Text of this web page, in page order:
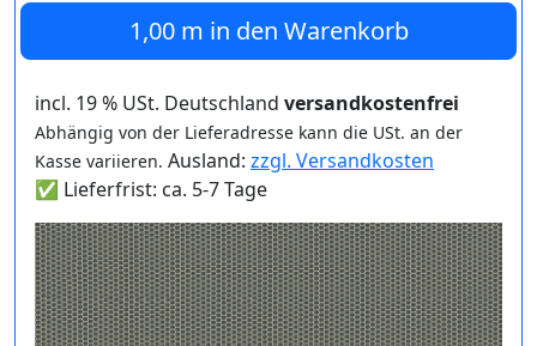
1,00 m in den Warenkorb
incl. 19 % USt. Deutschland versandkostenfrei
Abhängig von der Lieferadresse kann die USt. an der
Kasse variieren. Ausland: zzgl. Versandkosten
✅ Lieferfrist: ca. 5-7 Tage